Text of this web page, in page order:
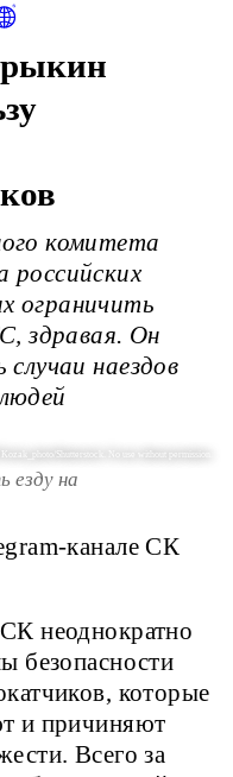
комитета
ограничить
здравая. Он
наездов
Shutterstock. No use without permission.
езду на
канале СК
неоднократно
безопасности
которые
и причиняют
Всего за